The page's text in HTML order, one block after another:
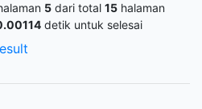
5 dari total 15 halaman
detik untuk selesai